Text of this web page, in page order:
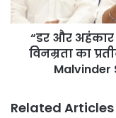
जबकि
सेवा
विनम्रता
Sanjeev
“डर और
विनम्रता का
Malvinder
Related Articles